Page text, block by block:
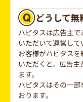
どうして
ハピタスは広告主
いただいて運営して
お客様がハピタス
いただくと、広告
ます。
ハピタスはその一
おります。